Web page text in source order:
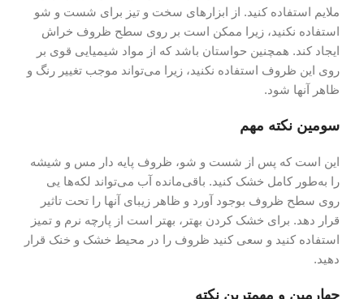
ملایم استفاده کنید. از ابزارهای سخت و تیز برای شست و شو
استفاده نکنید، زیرا ممکن است بر روی سطح ظروف خراش
ایجاد کند. همچنین حواستان باشد که از مواد شیمیایی قوی بر
روی این ظروف استفاده نکنید، زیرا می‌تواند موجب تغییر رنگ و
ظاهر آنها شود.
سومین نکته مهم
این است که پس از شست و شو، ظروف پایه دار مس و شیشه
را به‌طور کامل خشک کنید. باقی‌مانده آب می‌تواند لکه‌ها یی
روی سطح ظروف بوجود آورد و ظاهر زیبای آنها را تحت تاثیر
قرار دهد. برای خشک کردن بهتر، بهتر است از پارچه نرم و تمیز
استفاده کنید و سعی کنید ظروف را در محیط خشک و خنک قرار
دهید.
چهارمین و مهمترین نکته